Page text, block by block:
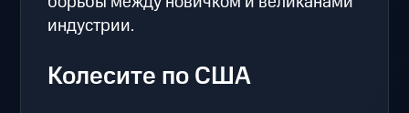
индустрии.
Колесите по США